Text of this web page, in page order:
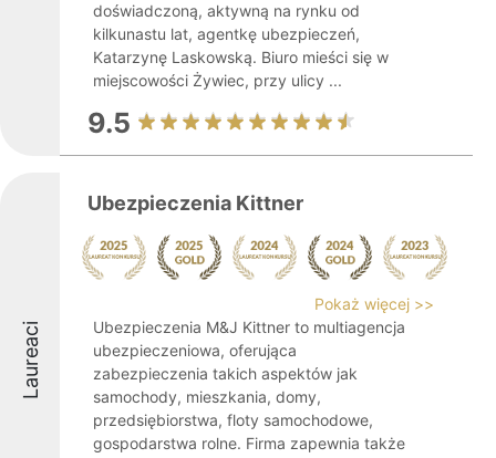
doświadczoną, aktywną na rynku od
kilkunastu lat, agentkę ubezpieczeń,
Katarzynę Laskowską. Biuro mieści się w
miejscowości Żywiec, przy ulicy ...
9.5
Laureaci
Ubezpieczenia Kittner
Pokaż więcej >>
Ubezpieczenia M&J Kittner to multiagencja
ubezpieczeniowa, oferująca
zabezpieczenia takich aspektów jak
samochody, mieszkania, domy,
przedsiębiorstwa, floty samochodowe,
gospodarstwa rolne. Firma zapewnia także